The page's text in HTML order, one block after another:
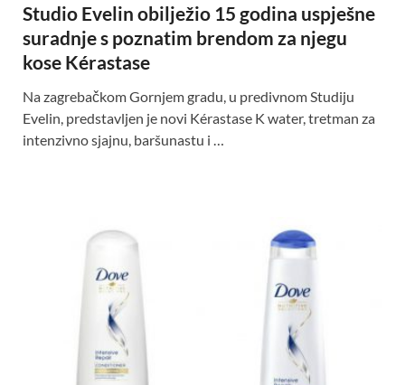
Studio Evelin obilježio 15 godina uspješne
suradnje s poznatim brendom za njegu
kose Kérastase
Na zagrebačkom Gornjem gradu, u predivnom Studiju
Evelin, predstavljen je novi Kérastase K water, tretman za
intenzivno sjajnu, baršunastu i …